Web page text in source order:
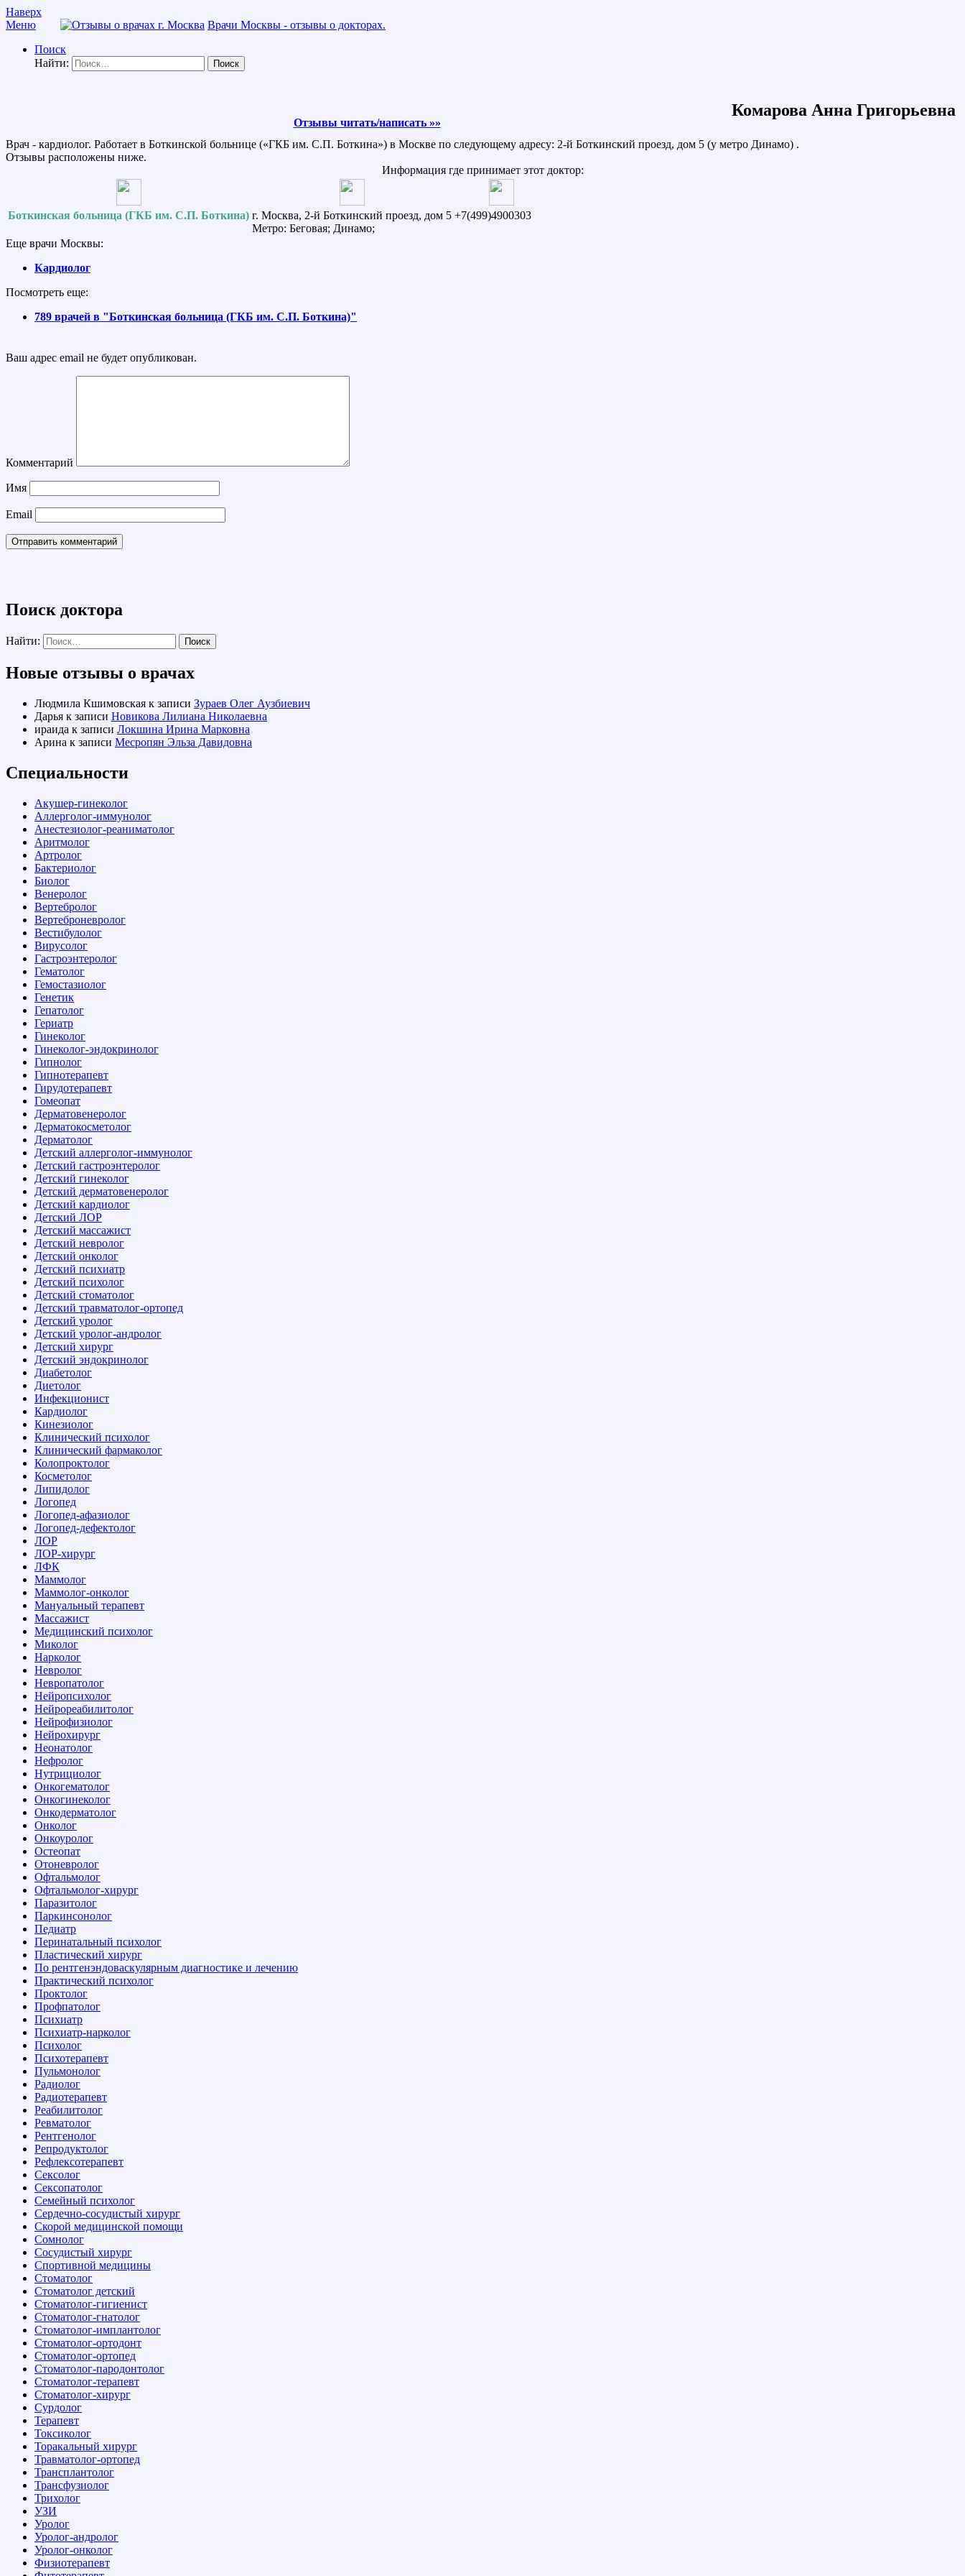
Наверх
Меню
Врачи Москвы - отзывы о докторах.
Поиск
Найти:
Отзывы читать/написать »»
Комарова Анна Григорьевна
Врач - кардиолог. Работает в Боткинской больнице («ГКБ им. С.П. Боткина») в Москве по следующему адресу: 2-й Боткинский проезд, дом 5 (у метро Динамо) .
Отзывы расположены ниже.
Информация где принимает этот доктор:
Боткинская больница (ГКБ им. С.П. Боткина) г. Москва, 2-й Боткинский проезд, дом 5
Метро: Беговая; Динамо;
+7(499)4900303
Еще врачи Москвы:
Кардиолог
Посмотреть еще:
789 врачей в "Боткинская больница (ГКБ им. С.П. Боткина)"
Ваш адрес email не будет опубликован.
Комментарий
Имя
Email
Поиск доктора
Найти:
Новые отзывы о врачах
Людмила Кшимовская к записи Зураев Олег Аузбиевич
Дарья к записи Новикова Лилиана Николаевна
ираида к записи Локшина Ирина Марковна
Арина к записи Месропян Эльза Давидовна
Специальности
Акушер-гинеколог
Аллерголог-иммунолог
Анестезиолог-реаниматолог
Аритмолог
Артролог
Бактериолог
Биолог
Венеролог
Вертебролог
Вертеброневролог
Вестибулолог
Вирусолог
Гастроэнтеролог
Гематолог
Гемостазиолог
Генетик
Гепатолог
Гериатр
Гинеколог
Гинеколог-эндокринолог
Гипнолог
Гипнотерапевт
Гирудотерапевт
Гомеопат
Дерматовенеролог
Дерматокосметолог
Дерматолог
Детский аллерголог-иммунолог
Детский гастроэнтеролог
Детский гинеколог
Детский дерматовенеролог
Детский кардиолог
Детский ЛОР
Детский массажист
Детский невролог
Детский онколог
Детский психиатр
Детский психолог
Детский стоматолог
Детский травматолог-ортопед
Детский уролог
Детский уролог-андролог
Детский хирург
Детский эндокринолог
Диабетолог
Диетолог
Инфекционист
Кардиолог
Кинезиолог
Клинический психолог
Клинический фармаколог
Колопроктолог
Косметолог
Липидолог
Логопед
Логопед-афазиолог
Логопед-дефектолог
ЛОР
ЛОР-хирург
ЛФК
Маммолог
Маммолог-онколог
Мануальный терапевт
Массажист
Медицинский психолог
Миколог
Нарколог
Невролог
Невропатолог
Нейропсихолог
Нейрореабилитолог
Нейрофизиолог
Нейрохирург
Неонатолог
Нефролог
Нутрициолог
Онкогематолог
Онкогинеколог
Онкодерматолог
Онколог
Онкоуролог
Остеопат
Отоневролог
Офтальмолог
Офтальмолог-хирург
Паразитолог
Паркинсонолог
Педиатр
Перинатальный психолог
Пластический хирург
По рентгенэндоваскулярным диагностике и лечению
Практический психолог
Проктолог
Профпатолог
Психиатр
Психиатр-нарколог
Психолог
Психотерапевт
Пульмонолог
Радиолог
Радиотерапевт
Реабилитолог
Ревматолог
Рентгенолог
Репродуктолог
Рефлексотерапевт
Сексолог
Сексопатолог
Семейный психолог
Сердечно-сосудистый хирург
Скорой медицинской помощи
Сомнолог
Сосудистый хирург
Спортивной медицины
Стоматолог
Стоматолог детский
Стоматолог-гигиенист
Стоматолог-гнатолог
Стоматолог-имплантолог
Стоматолог-ортодонт
Стоматолог-ортопед
Стоматолог-пародонтолог
Стоматолог-терапевт
Стоматолог-хирург
Сурдолог
Терапевт
Токсиколог
Торакальный хирург
Травматолог-ортопед
Трансплантолог
Трансфузиолог
Трихолог
УЗИ
Уролог
Уролог-андролог
Уролог-онколог
Физиотерапевт